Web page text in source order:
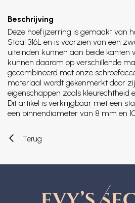
Beschrijving
Deze hoefijzerring is gemaakt van
Staal 316L en is voorzien van een
uiteinden kunnen aan beide kanten
kunnen daarom op verschillende
gecombineerd met onze
materiaal wordt gekenmerkt door
eigenschappen zoals kleurechtheid
Dit artikel is verkrijgbaar met een
een binnendiameter van 8 mm en
Terug